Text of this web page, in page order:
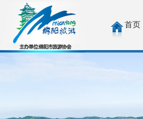
首页